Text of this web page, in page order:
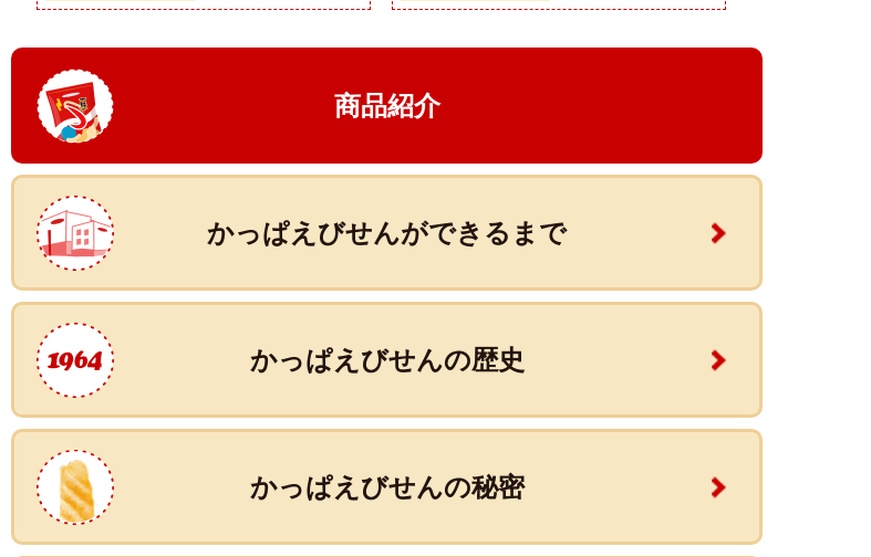
商品紹介
かっぱえびせんができるまで
かっぱえびせんの歴史
かっぱえびせんの秘密